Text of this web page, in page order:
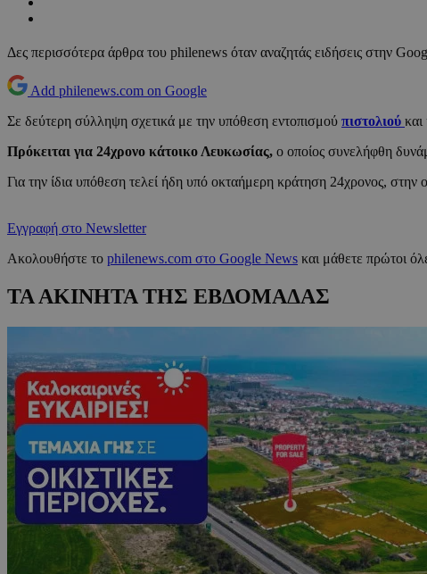
Δες περισσότερα άρθρα του philenews όταν αναζητάς ειδήσεις στην
Add philenews.com on Google
Σε δεύτερη σύλληψη σχετικά με την υπόθεση εντοπισμού πιστολιού
Πρόκειται για 24χρονο κάτοικο Λευκωσίας, ο οποίος συνελήφθη
Για την ίδια υπόθεση τελεί ήδη υπό οκταήμερη κράτηση 24χρονος, στην
Εγγραφή στο Newsletter
Ακολουθήστε το philenews.com στο Google News και μάθετε πρώτοι
ΤΑ ΑΚΙΝΗΤΑ ΤΗΣ ΕΒΔΟΜΑΔΑΣ